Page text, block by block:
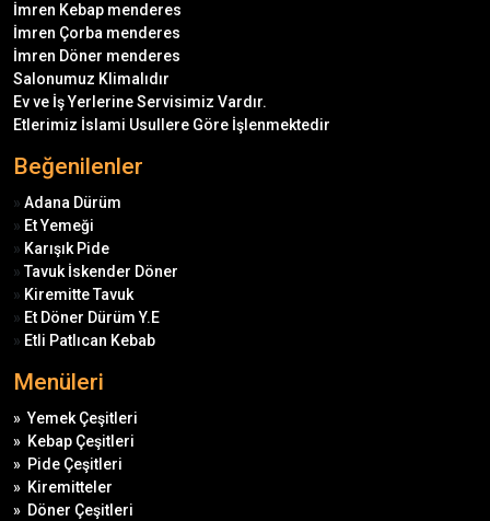
İmren Kebap menderes
İmren Çorba menderes
İmren Döner menderes
Salonumuz Klimalıdır
Ev ve İş Yerlerine Servisimiz Vardır.
Etlerimiz İslami Usullere Göre İşlenmektedir
Beğenilenler
» Adana Dürüm
» Et Yemeği
» Karışık Pide
»Tavuk İskender Döner
» Kiremitte Tavuk
» Et Döner Dürüm Y.E
» Etli Patlıcan Kebab
Menüleri
»Yemek Çeşitleri
» Kebap Çeşitleri
» Pide Çeşitleri
» Kiremitteler
» Döner Çeşitleri